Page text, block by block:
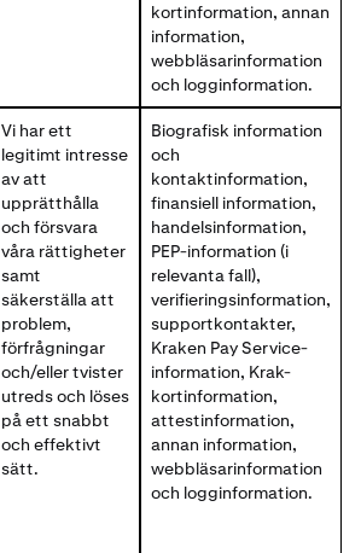
kortinformation, annan
information,
webbläsarinformation
och logginformation.
Vi har ett
legitimt intresse
av att
upprätthålla
och försvara
våra rättigheter
samt
säkerställa att
problem,
förfrågningar
och/eller tvister
utreds och löses
på ett snabbt
och effektivt
sätt.
Biografisk information
och
kontaktinformation,
finansiell information,
handelsinformation,
PEP-information (i
relevanta fall),
verifieringsinformation,
supportkontakter,
Kraken Pay Service-
information, Krak-
kortinformation,
attestinformation,
annan information,
webbläsarinformation
och logginformation.